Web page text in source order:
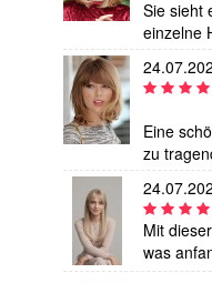
WOW2608******38
WOW2608******18
WOW2608******69
Sie sieht
einzelne
Eine
zu
Mit